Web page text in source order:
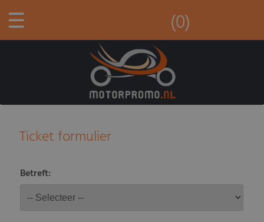
☰ (0)
Ticket formulier
Betreft: